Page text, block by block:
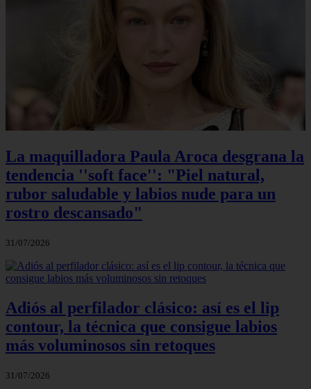
La maquilladora Paula Aroca desgrana la
tendencia ''soft face'': "Piel natural,
rubor saludable y labios nude para un
rostro descansado"
31/07/2026
Adiós al perfilador clásico: así es el lip
contour, la técnica que consigue labios
más voluminosos sin retoques
31/07/2026